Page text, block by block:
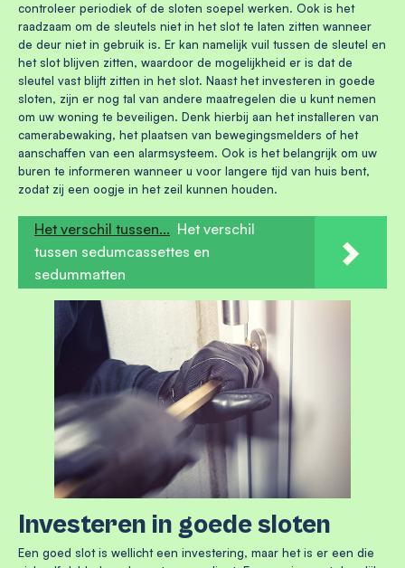
controleer periodiek of de sloten soepel werken. Ook is het
raadzaam om de sleutels niet in het slot te laten zitten wanneer
de deur niet in gebruik is. Er kan namelijk vuil tussen de sleutel en
het slot blijven zitten, waardoor de mogelijkheid er is dat de
sleutel vast blijft zitten in het slot. Naast het investeren in goede
sloten, zijn er nog tal van andere maatregelen die u kunt nemen
om uw woning te beveiligen. Denk hierbij aan het installeren van
camerabewaking, het plaatsen van bewegingsmelders of het
aanschaffen van een alarmsysteem. Ook is het belangrijk om uw
buren te informeren wanneer u voor langere tijd van huis bent,
zodat zij een oogje in het zeil kunnen houden.
Het verschil tussen... Het verschil
tussen sedumcassettes en
sedummatten
Investeren in goede sloten
Een goed slot is wellicht een investering, maar het is er een die